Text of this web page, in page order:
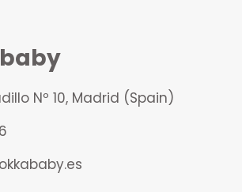
Nº 10, Madrid (Spain)